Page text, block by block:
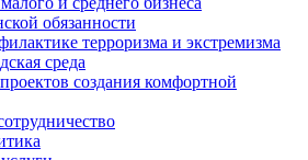
обязанности
терроризма и экстремизма
среда
создания комфортной